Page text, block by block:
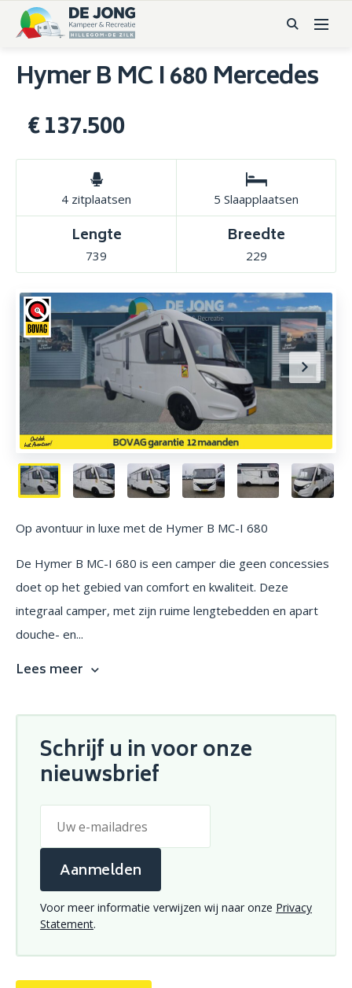
Hymer B MC I 680 Mercedes
€ 137.500
4 zitplaatsen 5 Slaapplaatsen
Lengte
739
Breedte
229
Op avontuur in luxe met de Hymer B MC-I 680
De Hymer B MC-I 680 is een camper die geen concessies
doet op het gebied van comfort en kwaliteit. Deze
integraal camper, met zijn ruime lengtebedden en apart
douche- en...
Lees meer
Schrijf u in voor onze
nieuwsbrief
Aanmelden
Voor meer informatie verwijzen wij naar onze Privacy
Statement.